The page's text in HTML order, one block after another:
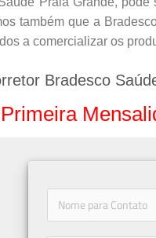
também que a
a comercializar os
Bradesco